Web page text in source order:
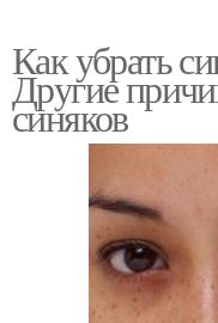
Как убрать
Другие
синяков